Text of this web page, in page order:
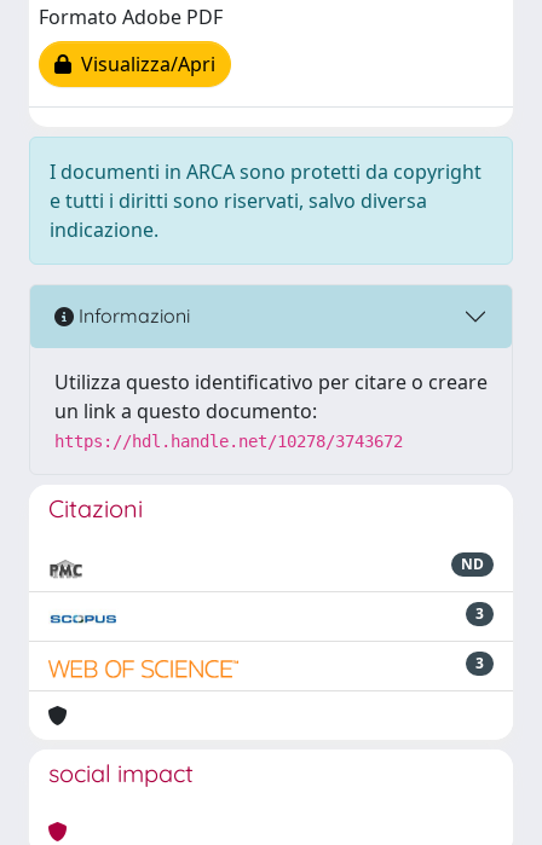
Formato Adobe PDF
Visualizza/Apri
I documenti in ARCA sono protetti da copyright
e tutti i diritti sono riservati, salvo diversa
indicazione.
Informazioni
Utilizza questo identificativo per citare o creare
un link a questo documento:
https://hdl.handle.net/10278/3743672
Citazioni
ND
3
3
social impact